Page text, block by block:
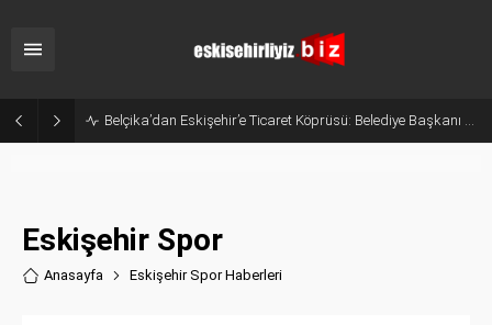
Belçika’dan Eskişehir’e Ticaret Köprüsü: Belediye Başkanı Emir Kır MÜSİAD’ı Ziyaret Etti
Eskişehir Spor
Anasayfa Eskişehir Spor Haberleri